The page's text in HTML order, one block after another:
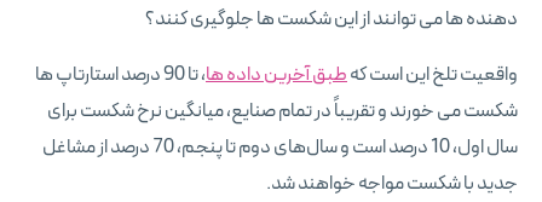
دهنده ها می توانند از این شکست ها جلوگیری کنند؟
واقعیت تلخ این است کهطبق آخرین داده ها
، تا 90 درصد استارتاپ ها
شکست می خورند و تقریباً در تمام صنایع، میانگین نرخ شکست برای
سال اول، 10 درصد است و سال‌های دوم تا پنجم، 70 درصد از مشاغل
جدید با شکست مواجه خواهند شد.